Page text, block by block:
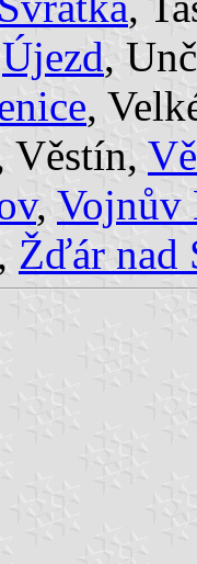
Újezd,
,
Věstín,
, Vojnův
Žďár nad